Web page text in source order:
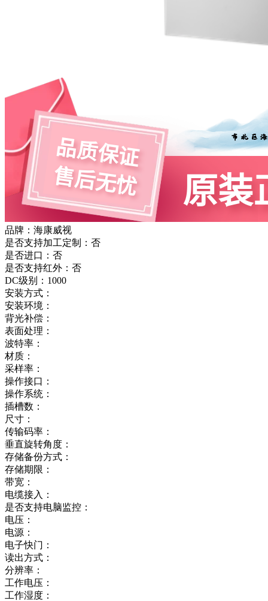
品牌：海康威视
是否支持加工定制：否
是否进口：否
是否支持红外：否
DC级别：1000
安装方式：
安装环境：
背光补偿：
表面处理：
波特率：
材质：
采样率：
操作接口：
操作系统：
插槽数：
尺寸：
传输码率：
垂直旋转角度：
存储备份方式：
存储期限：
带宽：
电缆接入：
是否支持电脑监控：
电压：
电源：
电子快门：
读出方式：
分辨率：
工作电压：
工作湿度：